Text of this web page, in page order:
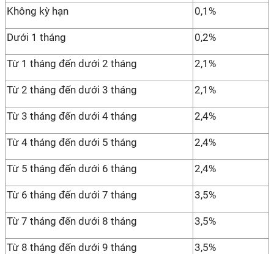
Không kỳ hạn 0,1%
Dưới 1 tháng 0,2%
Từ 1 tháng đến dưới 2 tháng 2,1%
Từ 2 tháng đến dưới 3 tháng 2,1%
Từ 3 tháng đến dưới 4 tháng 2,4%
Từ 4 tháng đến dưới 5 tháng 2,4%
Từ 5 tháng đến dưới 6 tháng 2,4%
Từ 6 tháng đến dưới 7 tháng 3,5%
Từ 7 tháng đến dưới 8 tháng 3,5%
Từ 8 tháng đến dưới 9 tháng 3,5%